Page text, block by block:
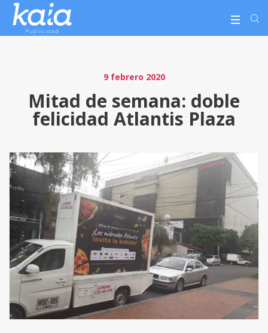
9 febrero 2020
Mitad de semana: doble
felicidad Atlantis Plaza